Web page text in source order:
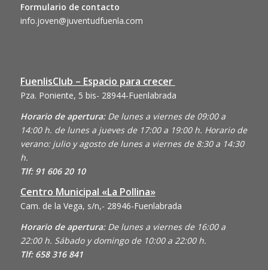
Formulario de contacto
info.joven@juventudfuenla.com
FuenlisClub – Espacio para crecer
Pza. Poniente, 5 bis- 28944-Fuenlabrada
Horario de apertura:De lunes a viernes de 09:00 a
14:00 h. de lunes a jueves de 17:00 a 19:00 h. Horario de
verano: julio y agosto de lunes a viernes de 8:30 a 14:30
h.
Tlf: 91 606 20 10
Centro Municipal «La Pollina»
Cam. de la Vega, s/n,- 28946-Fuenlabrada
Horario de apertura: De lunes a viernes de 16:00 a
22:00 h. Sábado y domingo de 10:00 a 22:00 h.
Tlf: 658 316 841